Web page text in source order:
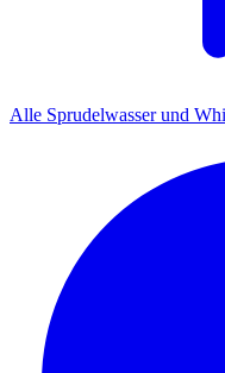
Alle Sprudelwasser und